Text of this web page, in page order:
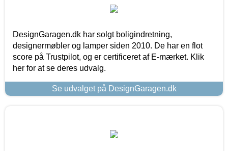
DesignGaragen.dk har solgt boligindretning,
designermøbler og lamper siden 2010. De har en flot
score på Trustpilot, og er certificeret af E-mærket. Klik
her for at se deres udvalg.
Se udvalget på DesignGaragen.dk